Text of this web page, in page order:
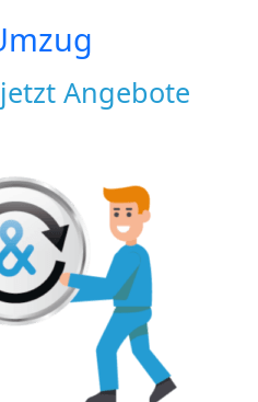
Angebote